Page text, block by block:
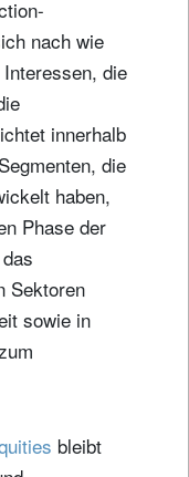
nach wie
die
innerhalb
die
haben,
Phase der
Sektoren
sowie in
bleibt